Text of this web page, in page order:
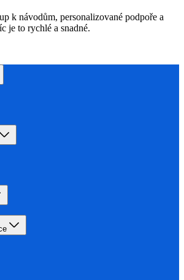
k návodům, personalizované podpoře a
je to rychlé a snadné.